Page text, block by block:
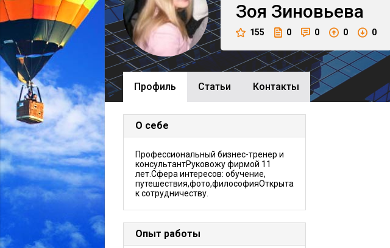
Зоя Зиновьева
155 0 0 0 0
Профиль Cтатьи Контакты
О себе
Профессиональный бизнес-тренер и
консультантРуковожу фирмой 11
лет.Сфера интересов: обучение,
путешествия,фото,философияОткрыта
к сотрудничеству.
Опыт работы